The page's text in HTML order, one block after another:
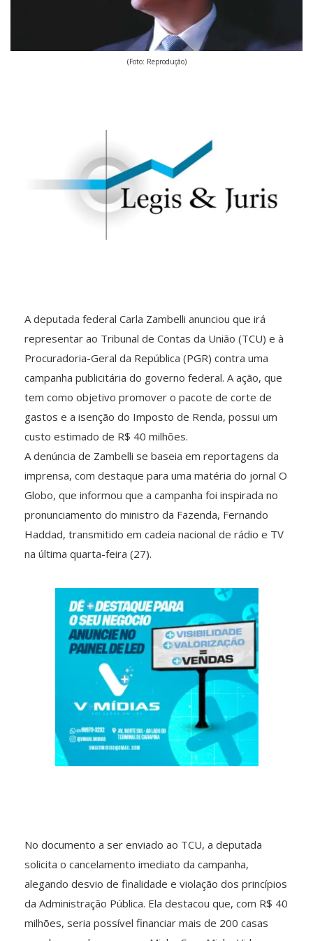
(Foto: Reprodução)
A deputada federal Carla Zambelli anunciou que irá
representar ao Tribunal de Contas da União (TCU) e à
Procuradoria-Geral da República (PGR) contra uma
campanha publicitária do governo federal. A ação, que
tem como objetivo promover o pacote de corte de
gastos e a isenção do Imposto de Renda, possui um
custo estimado de R$ 40 milhões.
A denúncia de Zambelli se baseia em reportagens da
imprensa, com destaque para uma matéria do jornal O
Globo, que informou que a campanha foi inspirada no
pronunciamento do ministro da Fazenda, Fernando
Haddad, transmitido em cadeia nacional de rádio e TV
na última quarta-feira (27).
No documento a ser enviado ao TCU, a deputada
solicita o cancelamento imediato da campanha,
alegando desvio de finalidade e violação dos princípios
da Administração Pública. Ela destacou que, com R$ 40
milhões, seria possível financiar mais de 200 casas